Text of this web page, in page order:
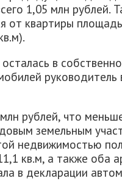
1,05 млн рублей.
от квартиры
в
руководитель
рублей, что
земельным
недвижимостью
кв.м, а также оба
в декларации